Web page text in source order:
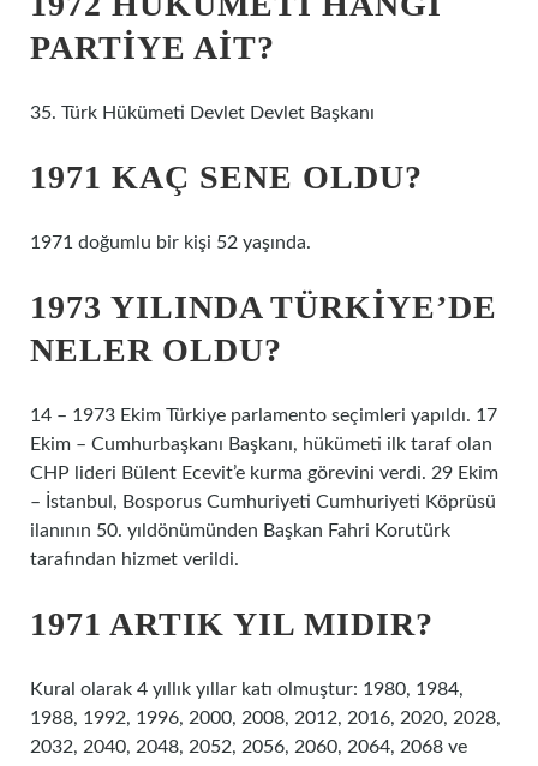
PARTIYE AIT?
35. Türk Hükümeti Devlet Devlet Başkanı
1971 KAÇ SENE OLDU?
1971 doğumlu bir kişi 52 yaşında.
1973 YILINDA TÜRKIYE’DE
NELER OLDU?
14 – 1973 Ekim Türkiye parlamento seçimleri yapıldı. 17
Ekim – Cumhurbaşkanı Başkanı, hükümeti ilk taraf olan
CHP lideri Bülent Ecevit’e kurma görevini verdi. 29 Ekim
– İstanbul, Bosporus Cumhuriyeti Cumhuriyeti Köprüsü
ilanının 50. yıldönümünden Başkan Fahri Korutürk
tarafından hizmet verildi.
1971 ARTIK YIL MIDIR?
Kural olarak 4 yıllık yıllar katı olmuştur: 1980, 1984,
1988, 1992, 1996, 2000, 2008, 2012, 2016, 2020, 2028,
2032, 2040, 2048, 2052, 2056, 2060, 2064, 2068 ve